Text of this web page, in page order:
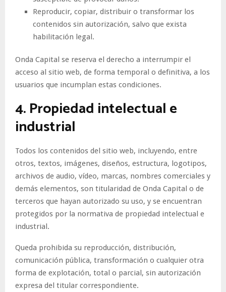
Reproducir, copiar, distribuir o transformar los
contenidos sin autorización, salvo que exista
habilitación legal.
Onda Capital se reserva el derecho a interrumpir el
acceso al sitio web, de forma temporal o definitiva, a los
usuarios que incumplan estas condiciones.
4. Propiedad intelectual e
industrial
Todos los contenidos del sitio web, incluyendo, entre
otros, textos, imágenes, diseños, estructura, logotipos,
archivos de audio, vídeo, marcas, nombres comerciales y
demás elementos, son titularidad de Onda Capital o de
terceros que hayan autorizado su uso, y se encuentran
protegidos por la normativa de propiedad intelectual e
industrial.
Queda prohibida su reproducción, distribución,
comunicación pública, transformación o cualquier otra
forma de explotación, total o parcial, sin autorización
expresa del titular correspondiente.